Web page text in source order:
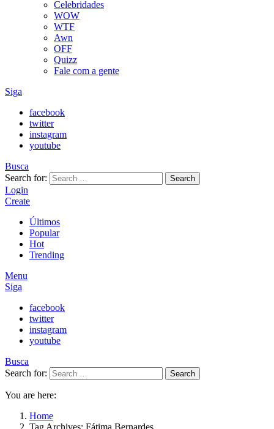
Celebridades
WOW
WTF
Awn
OFF
Quizz
Fale com a gente
Siga
facebook
twitter
instagram
youtube
Busca
Search for:
Search
Login
Create
Últimos
Popular
Hot
Trending
Menu
Siga
facebook
twitter
instagram
youtube
Busca
Search for:
Search
You are here:
Home
Tag Archives: Fátima Bernardes